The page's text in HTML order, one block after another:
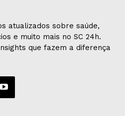
atualizados sobre saúde,
e muito mais no SC 24h.
que fazem a diferença